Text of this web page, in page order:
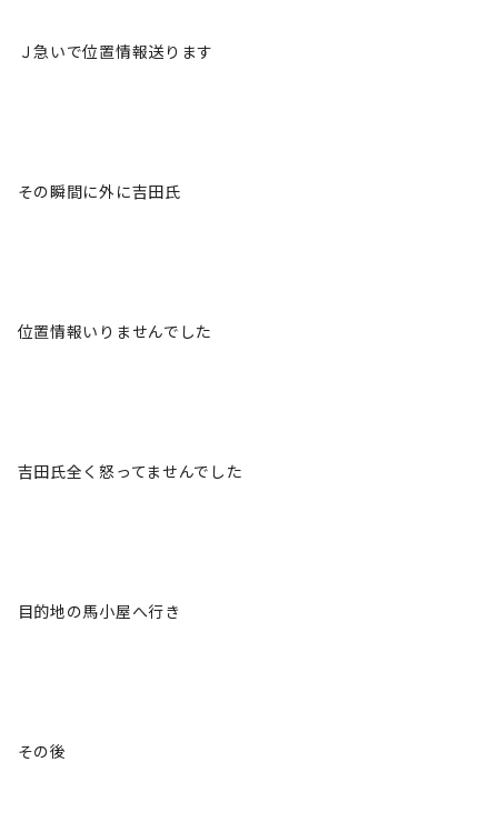
Ｊ急いで位置情報送ります
その瞬間に外に吉田氏
位置情報いりませんでした
吉田氏全く怒ってませんでした
目的地の馬小屋へ行き
その後